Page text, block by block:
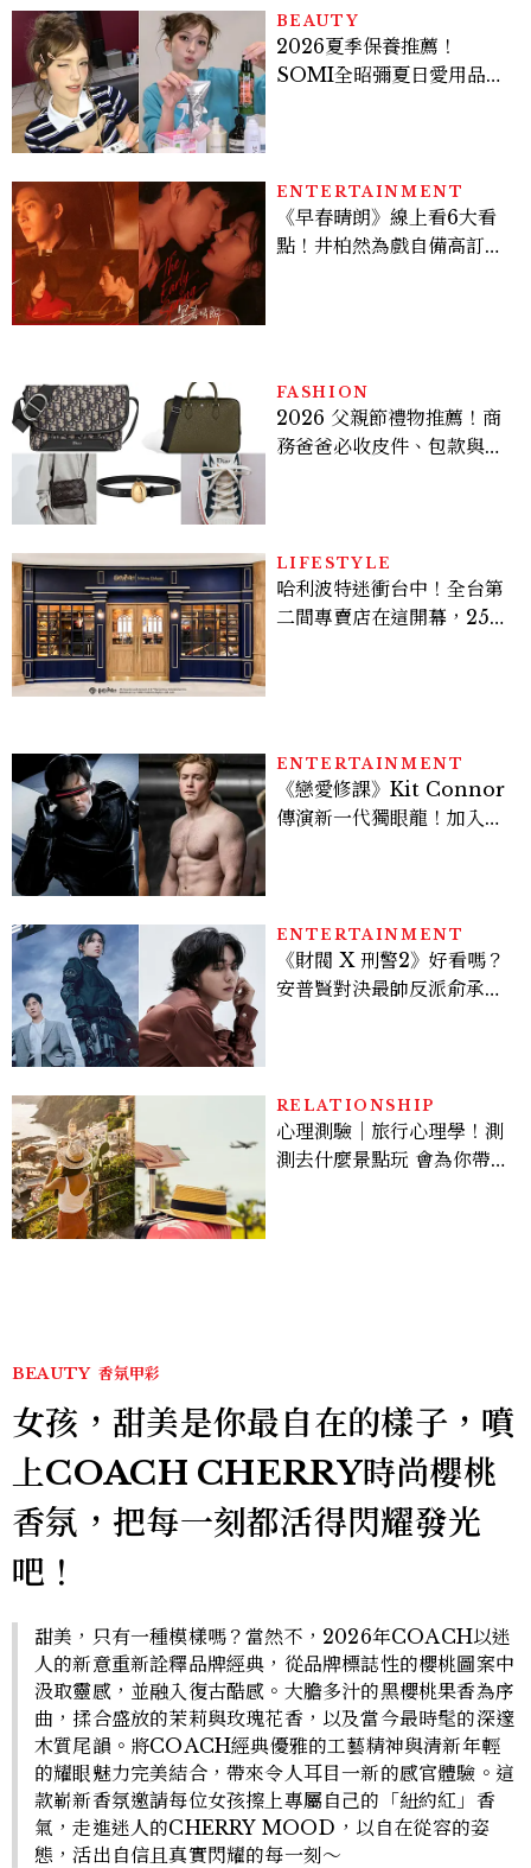
BEAUTY
2026夏季保養推薦！
SOMI全昭彌夏日愛用品公
ENTERTAINMENT
《早春晴朗》線上看6大看
點！井柏然為戲自備高訂，
FASHION
2026 父親節禮物推薦！商
務爸爸必收皮件、包款與鞋
LIFESTYLE
哈利波特迷衝台中！全台第
二間專賣店在這開幕，25週
ENTERTAINMENT
《戀愛修課》Kit Connor
傳演新一代獨眼龍！加入新
ENTERTAINMENT
《財閥 X 刑警2》好看嗎？
安普賢對決最帥反派俞承
多大？
RELATIONSHIP
心理測驗｜旅行心理學！測
測去什麼景點玩 會為你帶來
BEAUTY 香氛甲彩
女孩，甜美是你最自在的樣子，噴
上COACH CHERRY時尚櫻桃
香氛，把每一刻都活得閃耀發光
吧！
甜美，只有一種模樣嗎？當然不，2026年COACH以迷
人的新意重新詮釋品牌經典，從品牌標誌性的櫻桃圖案中
汲取靈感，並融入復古酷感。大膽多汁的黑櫻桃果香為序
曲，揉合盛放的茉莉與玫瑰花香，以及當今最時髦的深邃
木質尾韻。將COACH經典優雅的工藝精神與清新年輕
的耀眼魅力完美結合，帶來令人耳目一新的感官體驗。這
款嶄新香氛邀請每位女孩擦上專屬自己的「紐約紅」香
氣，走進迷人的CHERRY MOOD，以自在從容的姿
態，活出自信且真實閃耀的每一刻～